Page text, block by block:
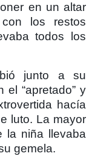
en un altar
los restos
todos los
junto a su
el “apretado” y
hacía
luto. La mayor
la niña llevaba
gemela.